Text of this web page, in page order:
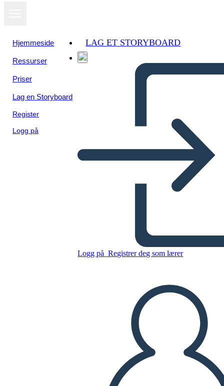
Hjemmeside
Ressurser
Priser
Lag en Storyboard
Register
Logg på
LAG ET STORYBOARD
Logg på Registrer deg som lærer
Karakter Eşlemi 3 Alan 16x9
LAGE ET STORYBOARD
SPILLE AV LYSBILDEFREMVISNING
LES FOR MEG
Vis som
lysbildefremvisning